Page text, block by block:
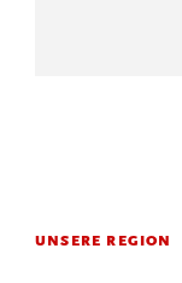
UNSERE REGION